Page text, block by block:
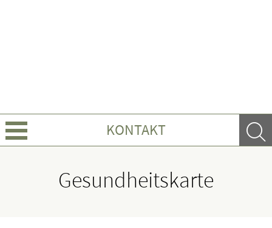
KONTAKT
Gesundheitskarte